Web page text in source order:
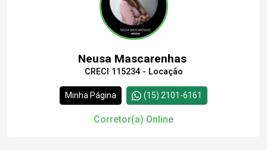
Continuar
Neusa Mascarenhas
CRECI 115234 - Locação
Minha Página (15) 2101-6161
Corretor(a) Online